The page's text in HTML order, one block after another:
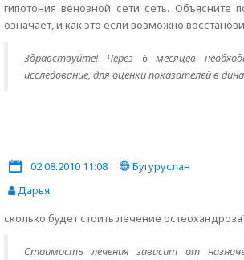
гипотония венозной сети сеть. Объясните
означает, и как это если возможно
Здравствуйте! Через 6 месяцев
исследование, для оценки показателей в
02.08.2010 11:08
Бугуруслан
Дарья
сколько будет стоить лечение
Стоимость лечения зависит от